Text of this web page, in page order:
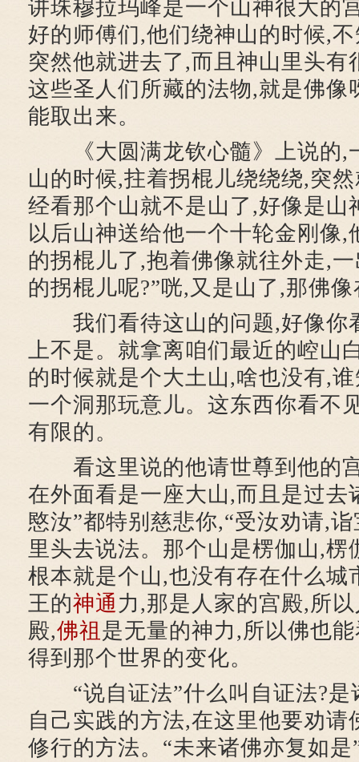
讲珠穆拉玛峰是一个山神很大的
好的师傅们,他们绕神山的时候,
突然他就进去了,而且神山里头有
这些圣人们所藏的法物,就是佛像
能取出来。
《大圆满龙钦心髓》上说的,
山的时候,拄着拐棍儿绕绕绕,突
经看那个山就不是山了,好像是山
以后山神送给他一个十轮金刚像,
的拐棍儿了,抱着佛像就往外走,
的拐棍儿呢?”咣,又是山了,那佛
我们看待这山的问题,好像你
上不是。就拿离咱们最近的崆山
的时候就是个大土山,啥也没有,
一个洞那玩意儿。这东西你看不
有限的。
看这里说的他请世尊到他的
在外面看是一座大山,而且是过去
愍汝”都特别慈悲你,“受汝劝请,
里头去说法。那个山是楞伽山,楞
根本就是个山,也没有存在什么城
王的神通 力,那是人家的宫殿,所
殿,佛祖 是无量的神力,所以佛也
得到那个世界的变化。
“说自证法”什么叫自证法?是
自己实践的方法,在这里他要劝请
修行的方法。“未来诸佛亦复如